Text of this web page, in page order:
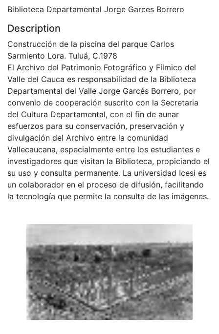
Biblioteca Departamental Jorge Garces Borrero
Description
Construcción de la piscina del parque Carlos
Sarmiento Lora. Tuluá, C.1978
El Archivo del Patrimonio Fotográfico y Fílmico del
Valle del Cauca es responsabilidad de la Biblioteca
Departamental del Valle Jorge Garcés Borrero, por
convenio de cooperación suscrito con la Secretaria
del Cultura Departamental, con el fin de aunar
esfuerzos para su conservación, preservación y
divulgación del Archivo entre la comunidad
Vallecaucana, especialmente entre los estudiantes e
investigadores que visitan la Biblioteca, propiciando el
su uso y consulta permanente. La universidad Icesi es
un colaborador en el proceso de difusión, facilitando
la tecnología que permite la consulta de las imágenes.